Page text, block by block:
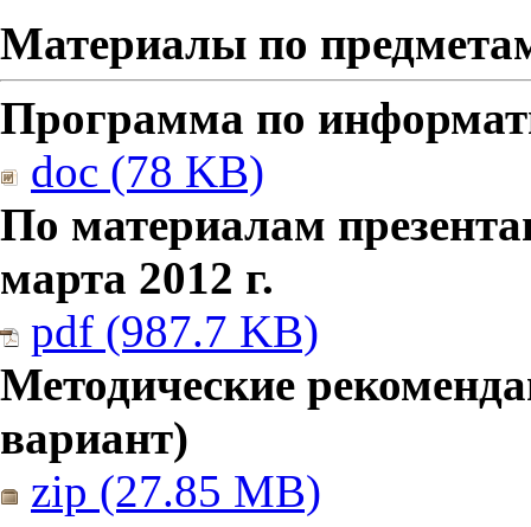
Материалы по
Программа по
doc (78 KB)
По материалам
марта 2012 г.
pdf (987.7 KB)
Методические
вариант)
zip (27.85 MB)